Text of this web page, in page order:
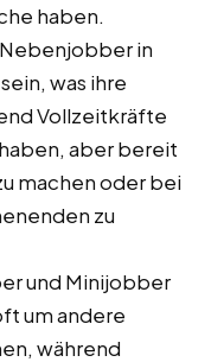
haben.
in
was ihre
Vollzeitkräfte
aber bereit
machen oder bei
zu
und Minijobber
um andere
während